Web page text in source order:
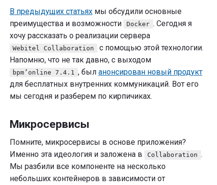
все
В предыдущих статьях мы обсудили основные
преимущества и возможности
Docker . Сегодня я
хочу рассказать о реализации сервера
Webitel Collaboration
с помощью этой технологии.
Напомню, что не так давно, с выходом
bpm’online 7.4.1 , был анонсирован новый продукт
для бесплатных внутренних коммуникаций. Вот его
мы сегодня и разберем по кирпичиках.
Микросервисы
Помните, микросервисы в основе приложения?
Именно эта идеология и заложена в
Collaboration .
Мы разбили все компоненте на несколько
небольших контейнеров в зависимости от